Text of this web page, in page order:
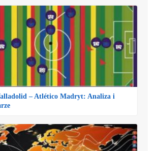
– Atlético Madryt: Analiza i